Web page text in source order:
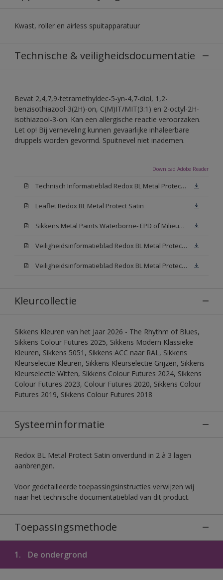
Kwast, roller en airless spuitapparatuur
Technische & veiligheidsdocumentatie
Bevat 2,4,7,9-tetramethyldec-5-yn-4,7-diol, 1,2-
benzisothiazool-3(2H)-on, C(M)IT/MIT(3:1) en 2-octyl-2H-
isothiazool-3-on. Kan een allergische reactie veroorzaken.
Let op! Bij verneveling kunnen gevaarlijke inhaleerbare
druppels worden gevormd. Spuitnevel niet inademen.
Download Adobe Reader
Technisch Informatieblad Redox BL Metal Protect (PDF)
Leaflet Redox BL Metal Protect Satin
Sikkens Metal Paints Waterborne- EPD of Milieuproductverklaring
Veiligheidsinformatieblad Redox BL Metal Protect Satin N00 (MSDS)
Veiligheidsinformatieblad Redox BL Metal Protect Satin White W05 (MSDS)
Kleurcollectie
Sikkens Kleuren van het Jaar 2026 - The Rhythm of Blues,
Sikkens Colour Futures 2025, Sikkens Modern Klassieke
Kleuren, Sikkens 5051, Sikkens ACC naar RAL, Sikkens
Kleurselectie Kleuren, Sikkens Kleurselectie Grijzen, Sikkens
Kleurselectie Witten, Sikkens Colour Futures 2024, Sikkens
Colour Futures 2023, Colour Futures 2020, Sikkens Colour
Futures 2019, Sikkens Colour Futures 2018
Systeeminformatie
Redox BL Metal Protect Satin onverdund in 2 à 3 lagen
aanbrengen.
Voor gedetailleerde toepassingsinstructies verwijzen wij
naar het technische documentatieblad van dit product.
Toepassingsmethode
1. De ondergrond